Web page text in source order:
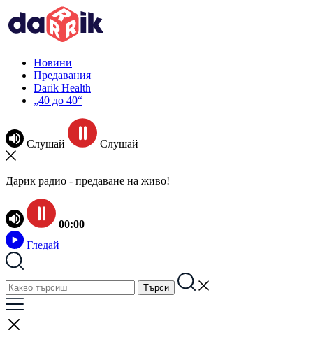
Новини
Предавания
Darik Health
„40 до 40“
Слушай Слушай
Дарик радио - предаване на живо!
00:00
Гледай